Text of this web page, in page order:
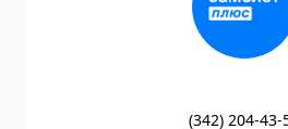
(342) 204-43-